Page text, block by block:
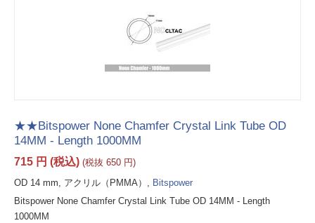
★★Bitspower None Chamfer Crystal Link Tube OD
14MM - Length 1000MM
715 円 (税込) (税抜 650 円)
OD 14 mm, アクリル（PMMA）, Bitspower
Bitspower None Chamfer Crystal Link Tube OD 14MM - Length
1000MM